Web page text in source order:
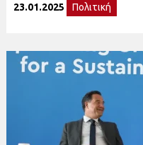
23.01.2025 Πολιτική